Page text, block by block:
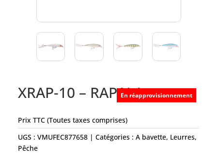
XRAP-10 – RAPALAEn réapprovisionnement
Prix TTC (Toutes taxes comprises)
UGS :VMUFEC877658 Catégories :A bavette, Leurres,
Pêche